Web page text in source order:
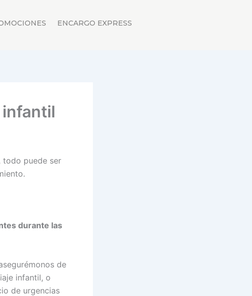
ENCARGO EXPRESS
infantil
todo puede ser
durante las
de
infantil, o
de urgencias